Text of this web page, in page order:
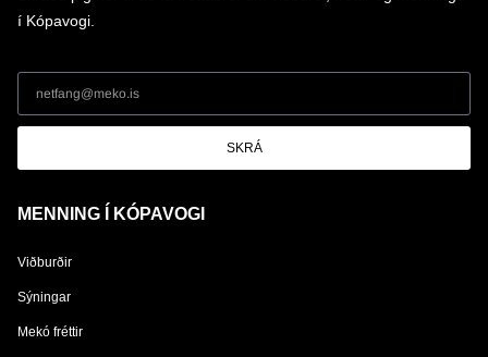
í Kópavogi.
SKRÁ
MENNING Í KÓPAVOGI
Viðburðir
Sýningar
Mekó fréttir